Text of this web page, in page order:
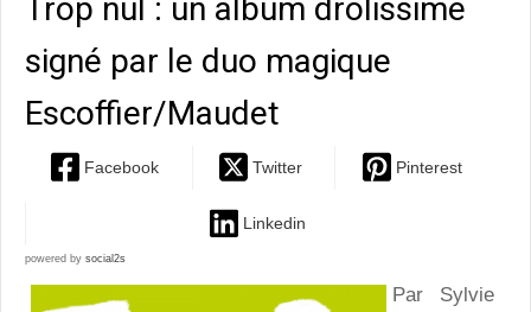
Trop nul : un album drôlissime
signé par le duo magique
Escoffier/Maudet
Facebook Twitter Pinterest
Linkedin
powered by social2s
Par Sylvie